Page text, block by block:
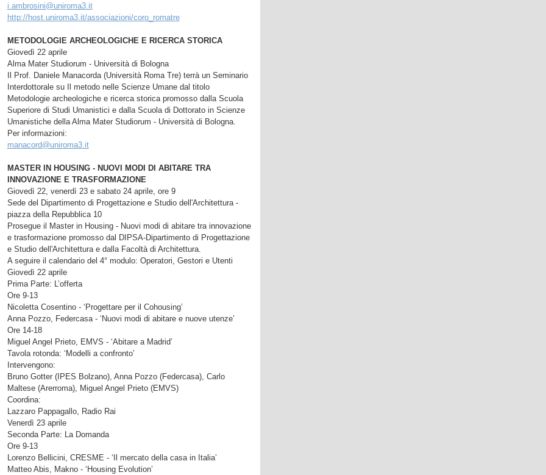
i.ambrosini@uniroma3.it
http://host.uniroma3.it/associazioni/coro_romatre
METODOLOGIE ARCHEOLOGICHE E RICERCA STORICA
Giovedì 22 aprile
Alma Mater Studiorum - Università di Bologna
Il Prof. Daniele Manacorda (Università Roma Tre) terrà un Seminario
Interdottorale su Il metodo nelle Scienze Umane dal titolo
Metodologie archeologiche e ricerca storica promosso dalla Scuola
Superiore di Studi Umanistici e dalla Scuola di Dottorato in Scienze
Umanistiche della Alma Mater Studiorum - Università di Bologna.
Per informazioni:
manacord@uniroma3.it
MASTER IN HOUSING - NUOVI MODI DI ABITARE TRA
INNOVAZIONE E TRASFORMAZIONE
Giovedì 22, venerdì 23 e sabato 24 aprile, ore 9
Sede del Dipartimento di Progettazione e Studio dell'Architettura -
piazza della Repubblica 10
Prosegue il Master in Housing - Nuovi modi di abitare tra innovazione
e trasformazione promosso dal DIPSA-Dipartimento di Progettazione
e Studio dell'Architettura e dalla Facoltà di Architettura.
A seguire il calendario del 4° modulo: Operatori, Gestori e Utenti
Giovedì 22 aprile
Prima Parte: L’offerta
Ore 9-13
Nicoletta Cosentino - ‘Progettare per il Cohousing’
Anna Pozzo, Federcasa - ‘Nuovi modi di abitare e nuove utenze’
Ore 14-18
Miguel Angel Prieto, EMVS - ‘Abitare a Madrid’
Tavola rotonda: ‘Modelli a confronto’
Intervengono:
Bruno Gotter (IPES Bolzano), Anna Pozzo (Federcasa), Carlo
Maltese (Arerroma), Miguel Angel Prieto (EMVS)
Coordina:
Lazzaro Pappagallo, Radio Rai
Venerdì 23 aprile
Seconda Parte: La Domanda
Ore 9-13
Lorenzo Bellicini, CRESME - ‘Il mercato della casa in Italia’
Matteo Abis, Makno - ‘Housing Evolution’